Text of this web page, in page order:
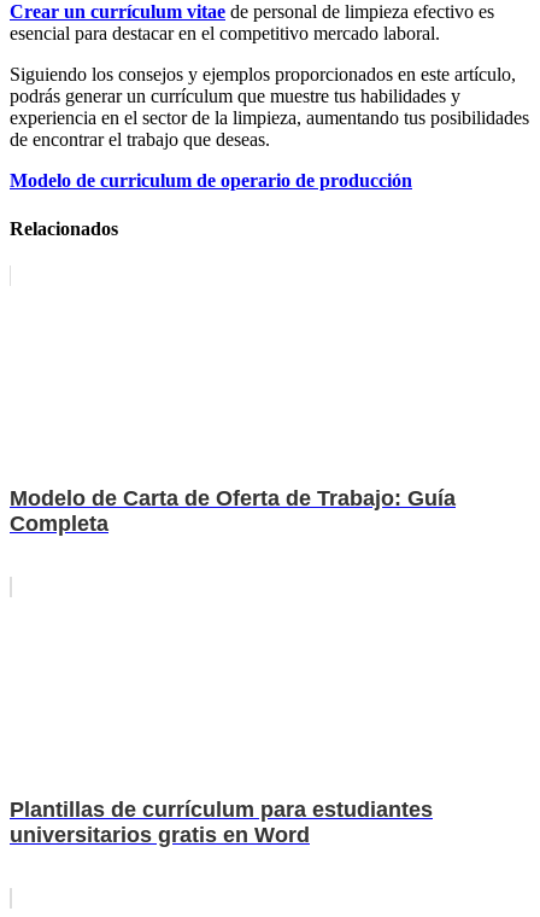
Crear un currículum vitae de personal de limpieza efectivo es
esencial para destacar en el competitivo mercado laboral.
Siguiendo los consejos y ejemplos proporcionados en este artículo,
podrás generar un currículum que muestre tus habilidades y
experiencia en el sector de la limpieza, aumentando tus posibilidades
de encontrar el trabajo que deseas.
Modelo de curriculum de operario de producción
Relacionados
Modelo de Carta de Oferta de Trabajo: Guía
Completa
Plantillas de currículum para estudiantes
universitarios gratis en Word